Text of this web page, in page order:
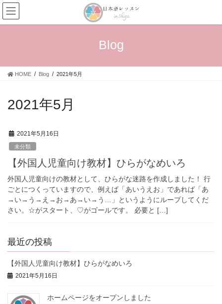
コ
ン
テ
ス
ナ
ビ
ゲ
ン
Blog
HOME Blog 2021年5月
2021年5月
2021年5月16日
未分類
【外国人児童向け教材】ひらがなめいろ
外国人児童向けの教材として、ひらがな迷路を作成しました！ 行
ごとにつくっていますので、例えば「あいうえお」であれば「あ
→い→う→え→お→あ→い→う…」というようにループしてくだ
さい。☆がスタート、♡がゴールです。 必要と […]
最近の投稿
【外国人児童向け教材】ひらがなめいろ
2021年5月16日
ホームページをオープンしました